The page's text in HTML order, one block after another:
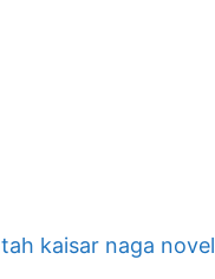
kaisar naga novel